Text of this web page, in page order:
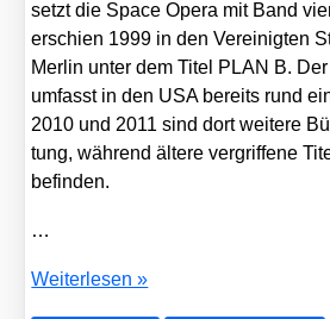
setzt die Space Ope­ra mit Band
erschien 1999 in den Ver­ei­nig­ten
Mer­lin unter dem Titel PLAN B.
umfasst in den USA bereits rund
2010 und 2011 sind dort wei­te­re
tung, wäh­rend älte­re ver­grif­fe­ne
befin­den.
…
Neu
Wei­ter­le­sen »